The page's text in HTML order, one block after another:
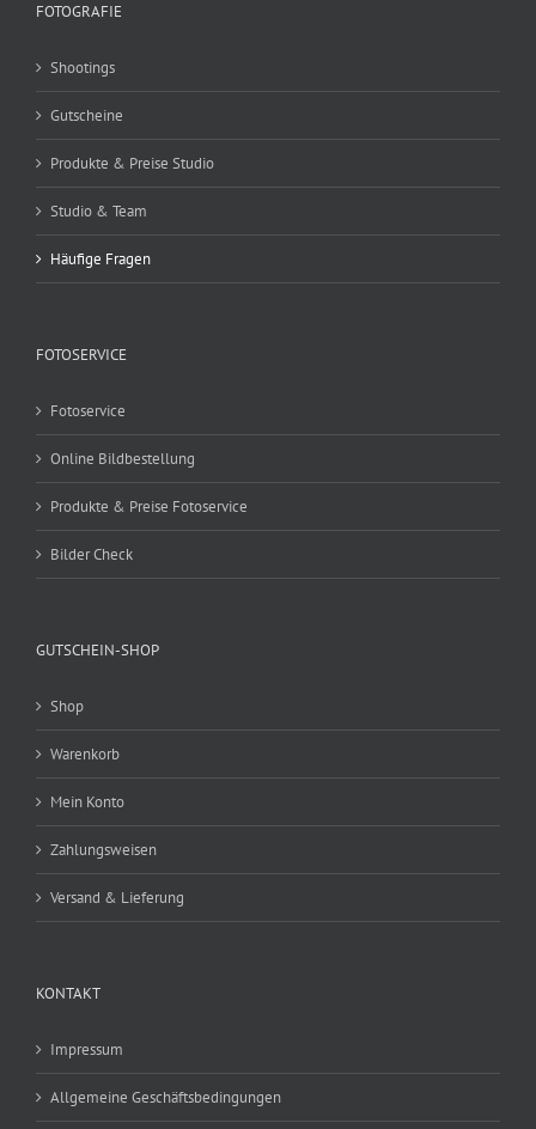
FOTOGRAFIE
Shootings
Gutscheine
Produkte & Preise Studio
Studio & Team
Häufige Fragen
FOTOSERVICE
Fotoservice
Online Bildbestellung
Produkte & Preise Fotoservice
Bilder Check
GUTSCHEIN-SHOP
Shop
Warenkorb
Mein Konto
Zahlungsweisen
Versand & Lieferung
KONTAKT
Impressum
Allgemeine Geschäftsbedingungen